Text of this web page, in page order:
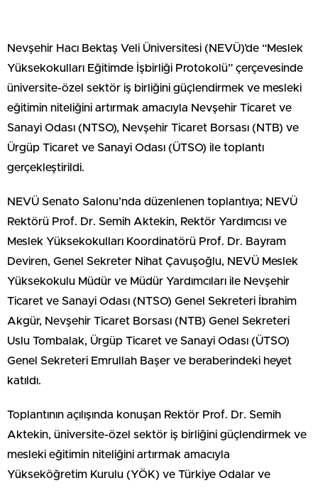
Nevşehir Hacı Bektaş Veli Üniversitesi (NEVÜ)’de “Meslek
Yüksekokulları Eğitimde İşbirliği Protokolü” çerçevesinde
üniversite-özel sektör iş birliğini güçlendirmek ve mesleki
eğitimin niteliğini artırmak amacıyla Nevşehir Ticaret ve
Sanayi Odası (NTSO), Nevşehir Ticaret Borsası (NTB) ve
Ürgüp Ticaret ve Sanayi Odası (ÜTSO) ile toplantı
gerçekleştirildi.
NEVÜ Senato Salonu’nda düzenlenen toplantıya; NEVÜ
Rektörü Prof. Dr. Semih Aktekin, Rektör Yardımcısı ve
Meslek Yüksekokulları Koordinatörü Prof. Dr. Bayram
Deviren, Genel Sekreter Nihat Çavuşoğlu, NEVÜ Meslek
Yüksekokulu Müdür ve Müdür Yardımcıları ile Nevşehir
Ticaret ve Sanayi Odası (NTSO) Genel Sekreteri İbrahim
Akgür, Nevşehir Ticaret Borsası (NTB) Genel Sekreteri
Uslu Tombalak, Ürgüp Ticaret ve Sanayi Odası (ÜTSO)
Genel Sekreteri Emrullah Başer ve beraberindeki heyet
katıldı.
Toplantının açılışında konuşan Rektör Prof. Dr. Semih
Aktekin, üniversite-özel sektör iş birliğini güçlendirmek ve
mesleki eğitimin niteliğini artırmak amacıyla
Yükseköğretim Kurulu (YÖK) ve Türkiye Odalar ve